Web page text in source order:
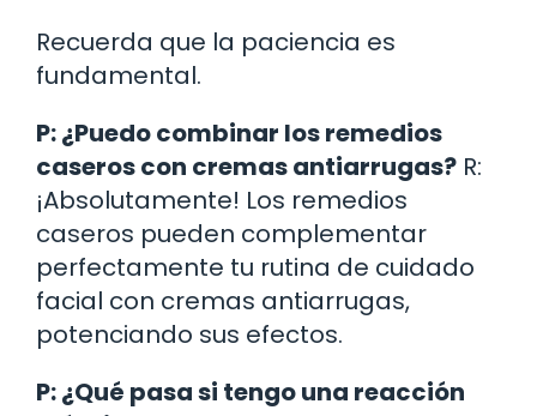
Recuerda que la paciencia es
fundamental.
P: ¿Puedo combinar los remedios
caseros con cremas antiarrugas? R:
¡Absolutamente! Los remedios
caseros pueden complementar
perfectamente tu rutina de cuidado
facial con cremas antiarrugas,
potenciando sus efectos.
P: ¿Qué pasa si tengo una reacción